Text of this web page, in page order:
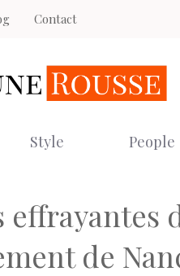
Contact
Style People
de